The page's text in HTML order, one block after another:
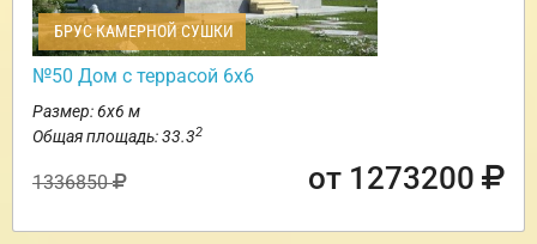
БРУС КАМЕРНОЙ СУШКИ
№50 Дом с террасой 6х6
Размер: 6х6 м
Общая площадь: 33.32
1336850 от 1273200